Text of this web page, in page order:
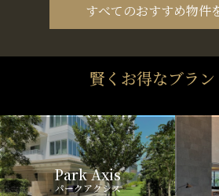
すべてのおすすめ物件
賢くお得なブラ
Park Axis
パークアクシス